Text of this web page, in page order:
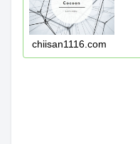
chiisan1116.com